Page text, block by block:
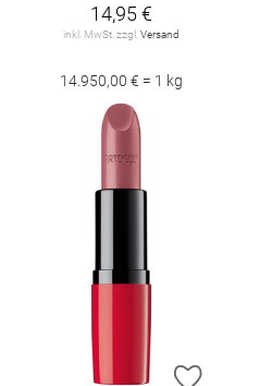
14,95 €
inkl. MwSt. zzgl. Versand
14.950,00 € = 1 kg
WUNSCHLISTE HINZUFÜGEN
ZUR